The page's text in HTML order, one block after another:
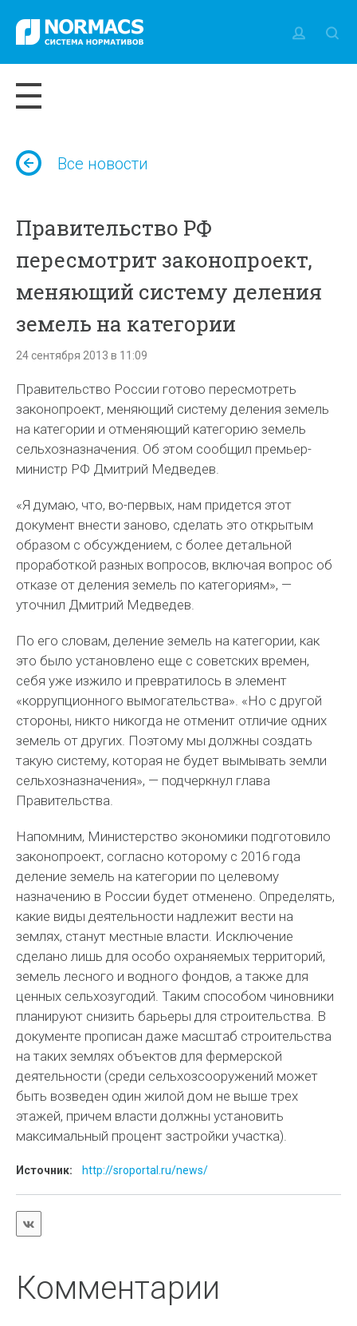
Все новости
Правительство РФ
пересмотрит законопроект,
меняющий систему деления
земель на категории
24 сентября 2013 в 11:09
Правительство России готово пересмотреть
законопроект, меняющий систему деления земель
на категории и отменяющий категорию земель
сельхозназначения. Об этом сообщил премьер-
министр РФ Дмитрий Медведев.
«Я думаю, что, во-первых, нам придется этот
документ внести заново, сделать это открытым
образом с обсуждением, с более детальной
проработкой разных вопросов, включая вопрос об
отказе от деления земель по категориям», —
уточнил Дмитрий Медведев.
По его словам, деление земель на категории, как
это было установлено еще с советских времен,
себя уже изжило и превратилось в элемент
«коррупционного вымогательства». «Но с другой
стороны, никто никогда не отменит отличие одних
земель от других. Поэтому мы должны создать
такую систему, которая не будет вымывать земли
сельхозназначения», — подчеркнул глава
Правительства.
Напомним, Министерство экономики подготовило
законопроект, согласно которому с 2016 года
деление земель на категории по целевому
назначению в России будет отменено. Определять,
какие виды деятельности надлежит вести на
землях, станут местные власти. Исключение
сделано лишь для особо охраняемых территорий,
земель лесного и водного фондов, а также для
ценных сельхозугодий. Таким способом чиновники
планируют снизить барьеры для строительства. В
документе прописан даже масштаб строительства
на таких землях объектов для фермерской
деятельности (среди сельхозсооружений может
быть возведен один жилой дом не выше трех
этажей, причем власти должны установить
максимальный процент застройки участка).
Источник: http://sroportal.ru/news/
Комментарии